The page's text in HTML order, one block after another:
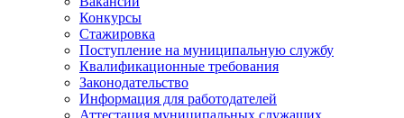
Конкурсы
Стажировка
Поступление на муниципальную службу
Квалификационные требования
Законодательство
Информация для работодателей
Аттестация муниципальных служащих